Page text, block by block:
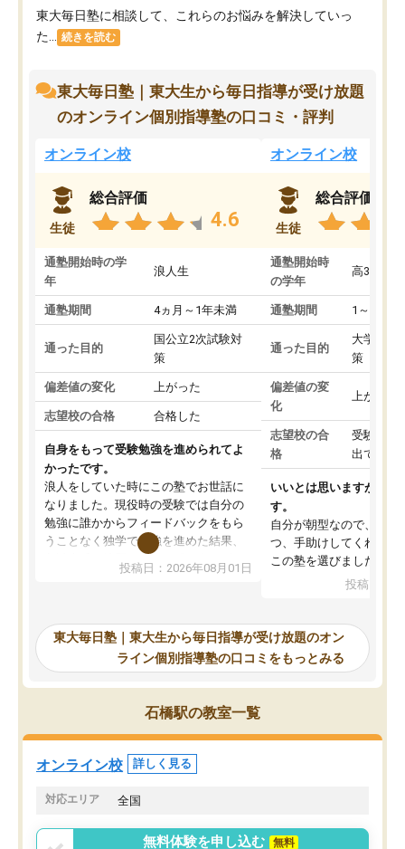
東大毎日塾に相談して、これらのお悩みを解決していっ
た...
続きを読む
東大毎日塾｜東大生から毎日指導が受け放題
のオンライン個別指導塾の口コミ・評判
オンライン校
生徒
総合評価
4.6
通塾開始時の学
年
浪人生
通塾期間 4ヵ月～1年未満
通った目的
国公立2次試験対
策
偏差値の変化 上がった
志望校の合格 合格した
自身をもって受験勉強を進められてよ
かったです。
浪人をしていた時にこの塾でお世話に
なりました。現役時の受験では自分の
勉強に誰かからフィードバックをもら
うことなく独学で勉強を進めた結果、
入試本番に地歴の学習が間に合わず不
合格となってしまいました。その経験
東大毎日塾にたどり着きました。学習
の長期計画や日々の勉強のやり方につ
いて客観的なアドバイスをいただけた
ので、自信をもって受験勉強を進める
ことができました。自分のように勉強
のやり方や進捗管理で苦労している方
には特におすすめしたい塾です。
投稿日：2026年08月01日
オンライン校
生徒
総合評価
通塾開始時
の学年
高3
通塾期間 1～3ヵ月
通った目的
大学入学
策
偏差値の変
化
上がった
志望校の合
格
受験して
出ていな
いいとは思いますが、料
す。
自分が朝型なので、自習
つ、手助けしてくれる設
この塾を選びました。
投稿日：
東大毎日塾｜東大生から毎日指導が受け放題のオン
ライン個別指導塾の口コミをもっとみる
石橋駅の教室一覧
オンライン校 詳しく見る
対応エリア 全国
無料体験を申し込む 無料